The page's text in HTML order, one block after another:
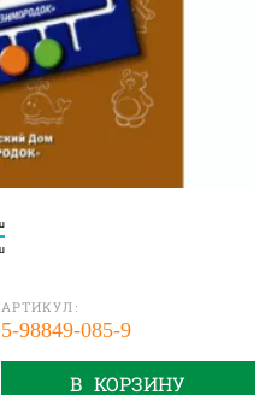
АРТИКУЛ:
5-98849-085-9
В КОРЗИНУ